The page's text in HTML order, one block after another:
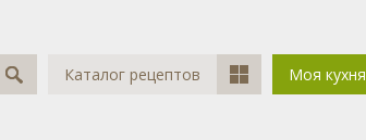
Каталог рецептов Моя кухня